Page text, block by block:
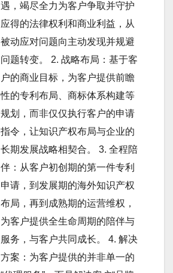
遇，竭尽全力为客户争取并守护
应得的法律权利和商业利益，从
被动应对问题向主动发现并规避
问题转变。 2. 战略布局：基于客
户的商业目标，为客户提供前瞻
性的专利布局、商标体系构建等
规划，而非仅仅执行客户的申请
指令，让知识产权布局与企业的
长期发展战略相契合。 3. 全程陪
伴：从客户初创期的第一件专利
申请，到发展期的海外知识产权
布局，再到成熟期的运营维权，
为客户提供全生命周期的陪伴与
服务，与客户共同成长。 4. 解决
方案：为客户提供的并非单一的